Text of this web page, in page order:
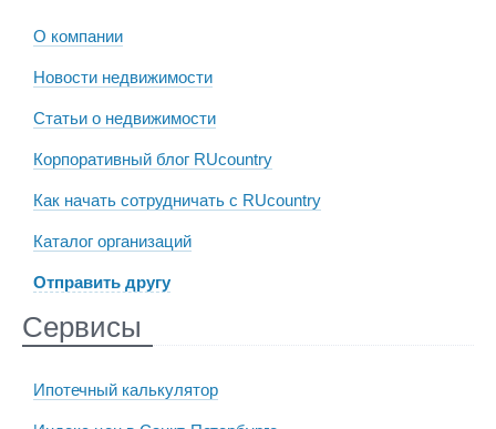
О компании
Новости недвижимости
Статьи о недвижимости
Корпоративный блог RUcountry
Как начать сотрудничать с RUcountry
Каталог организаций
Отправить другу
Сервисы
Ипотечный калькулятор